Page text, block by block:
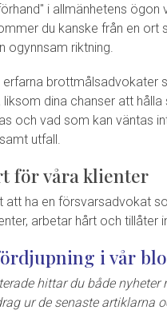
i allmänhetens
du kanske från en
ogynnsam riktning.
erfarna brottmålsadvokater
liksom dina chanser att
och vad som kan väntas
utfall.
för våra klienter
att ha en försvarsadvokat
arbetar hårt och tillåter
i vår
hittar du både
ur de senaste artiklarna